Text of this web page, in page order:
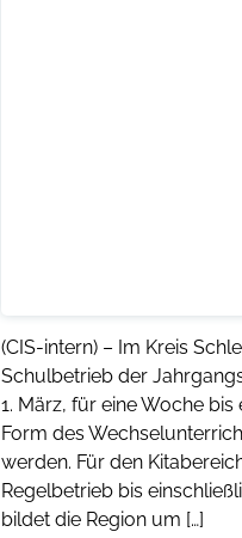
(CIS-intern) – Im Kreis
Schulbetrieb der
1. März, für eine Woche
Form des
werden. Für den
Regelbetrieb bis
bildet die Region um […]